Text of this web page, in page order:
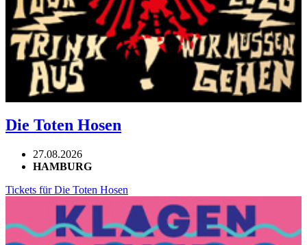
Die Toten Hosen
27.08.2026
HAMBURG
Tickets für Die Toten Hosen